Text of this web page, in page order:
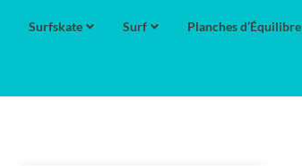
Surfskate Surf Planches d’Équilibre